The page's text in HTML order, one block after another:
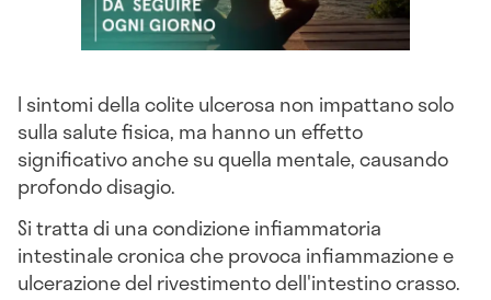
I sintomi della colite ulcerosa non impattano solo
sulla salute fisica, ma hanno un effetto
significativo anche su quella mentale, causando
profondo disagio.
Si tratta di una condizione infiammatoria
intestinale cronica che provoca infiammazione e
ulcerazione del rivestimento dell'intestino crasso.